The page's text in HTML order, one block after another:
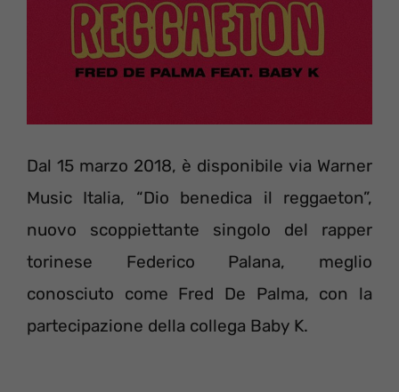
Dal 15 marzo 2018, è disponibile via Warner
Music Italia, “Dio benedica il reggaeton”,
nuovo scoppiettante singolo del rapper
torinese Federico Palana, meglio
conosciuto come Fred De Palma, con la
partecipazione della collega Baby K.